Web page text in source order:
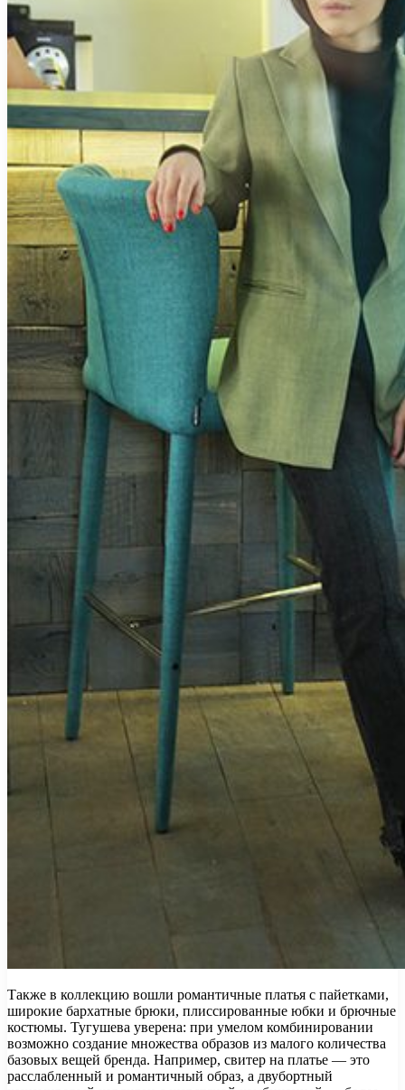
Также в коллекцию вошли романтичные платья с пайетками,
широкие бархатные брюки, плиссированные юбки и брючные
костюмы. Тугушева уверена: при умелом комбинировании
возможно создание множества образов из малого количества
базовых вещей бренда. Например, свитер на платье — это
расслабленный и романтичный образ, а двубортный